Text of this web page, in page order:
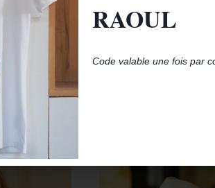
RAOUL
Code valable une fois par